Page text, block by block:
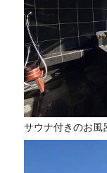
サウナ付きのお風